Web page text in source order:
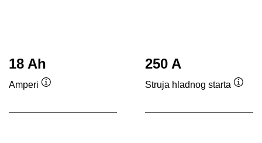
18 Ah
Amperi
250 A
Struja hladnog starta